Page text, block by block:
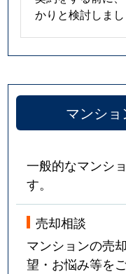
かりと検討しまし
マンシ
一般的なマンシ
す。
売却相談
マンションの売
望・お悩み等を